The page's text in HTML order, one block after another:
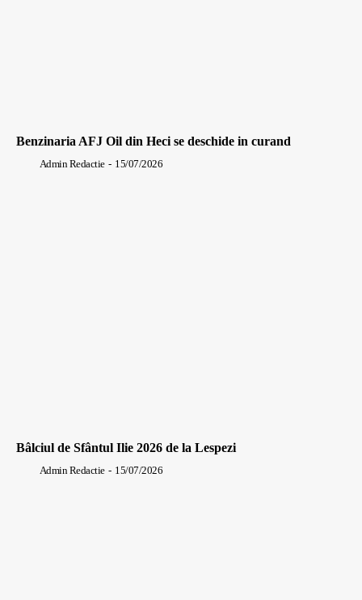
Benzinaria AFJ Oil din Heci se deschide in curand
Admin Redactie - 15/07/2026
Bâlciul de Sfântul Ilie 2026 de la Lespezi
Admin Redactie - 15/07/2026